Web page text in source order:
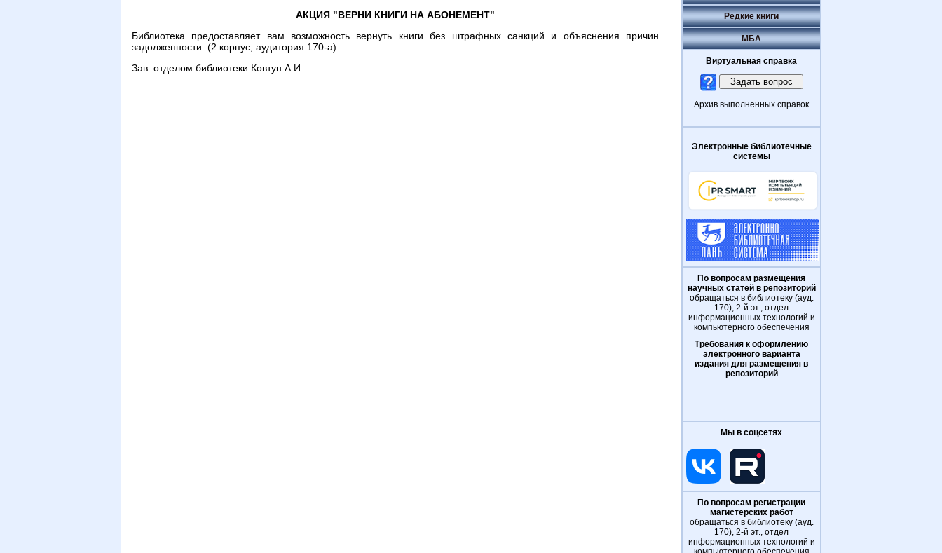
АКЦИЯ "ВЕРНИ КНИГИ НА АБОНЕМЕНТ"
Библиотека предоставляет вам возможность вернуть книги без штрафных санкций и объяснения причин
задолженности. (2 корпус, аудитория 170-а)
Зав. отделом библиотеки Ковтун А.И.
Редкие книги
МБА
Виртуальная справка
Архив выполненных справок
Электронные библиотечные
системы
По вопросам размещения
научных статей в репозиторий
обращаться в библиотеку (ауд.
170), 2-й эт., отдел
информационных технологий и
компьютерного обеспечения
Требования к оформлению
электронного варианта
издания для размещения в
репозиторий
Мы в соцсетях
По вопросам регистрации
магистерских работ
обращаться в библиотеку (ауд.
170), 2-й эт., отдел
информационных технологий и